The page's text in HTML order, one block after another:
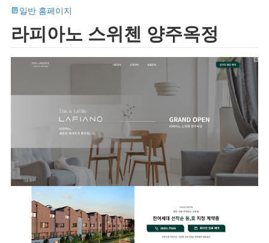
일반 홈페이지
라피아노 스위첸 양주옥정